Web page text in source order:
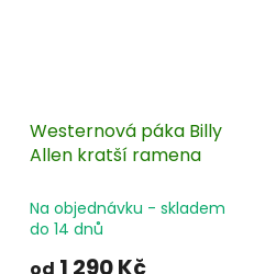
Westernová páka Billy
Allen kratší ramena
Na objednávku - skladem
do 14 dnů
od 1 290 Kč